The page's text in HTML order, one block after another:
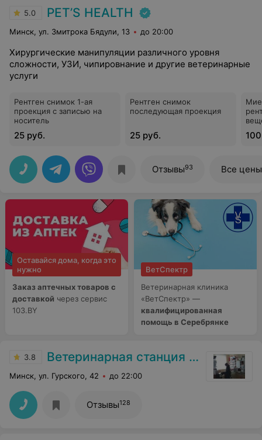
5.0 PET’S HEALTH
Минск, ул. Змитрока Бядули, 13 до 20:00
Хирургические манипуляции различного уровня
сложности, УЗИ, чипировнание и другие ветеринарные
услуги
Рентген снимок 1-ая
проекция с записью на
носитель
25 руб.
Рентген снимок
последующая проекция
25 руб.
Отзывы93 Все цены
Оставайся дома, когда это
нужно
Заказ аптечных товаров с
доставкой через сервис
103.BY
ВетСпектр
Ветеринарная клиника
«ВетСпектр» —
квалифицированная
помощь в Серебрянке
3.8 Ветеринарная станция Московского района
Минск, ул. Гурского, 42 до 22:00
Отзывы128